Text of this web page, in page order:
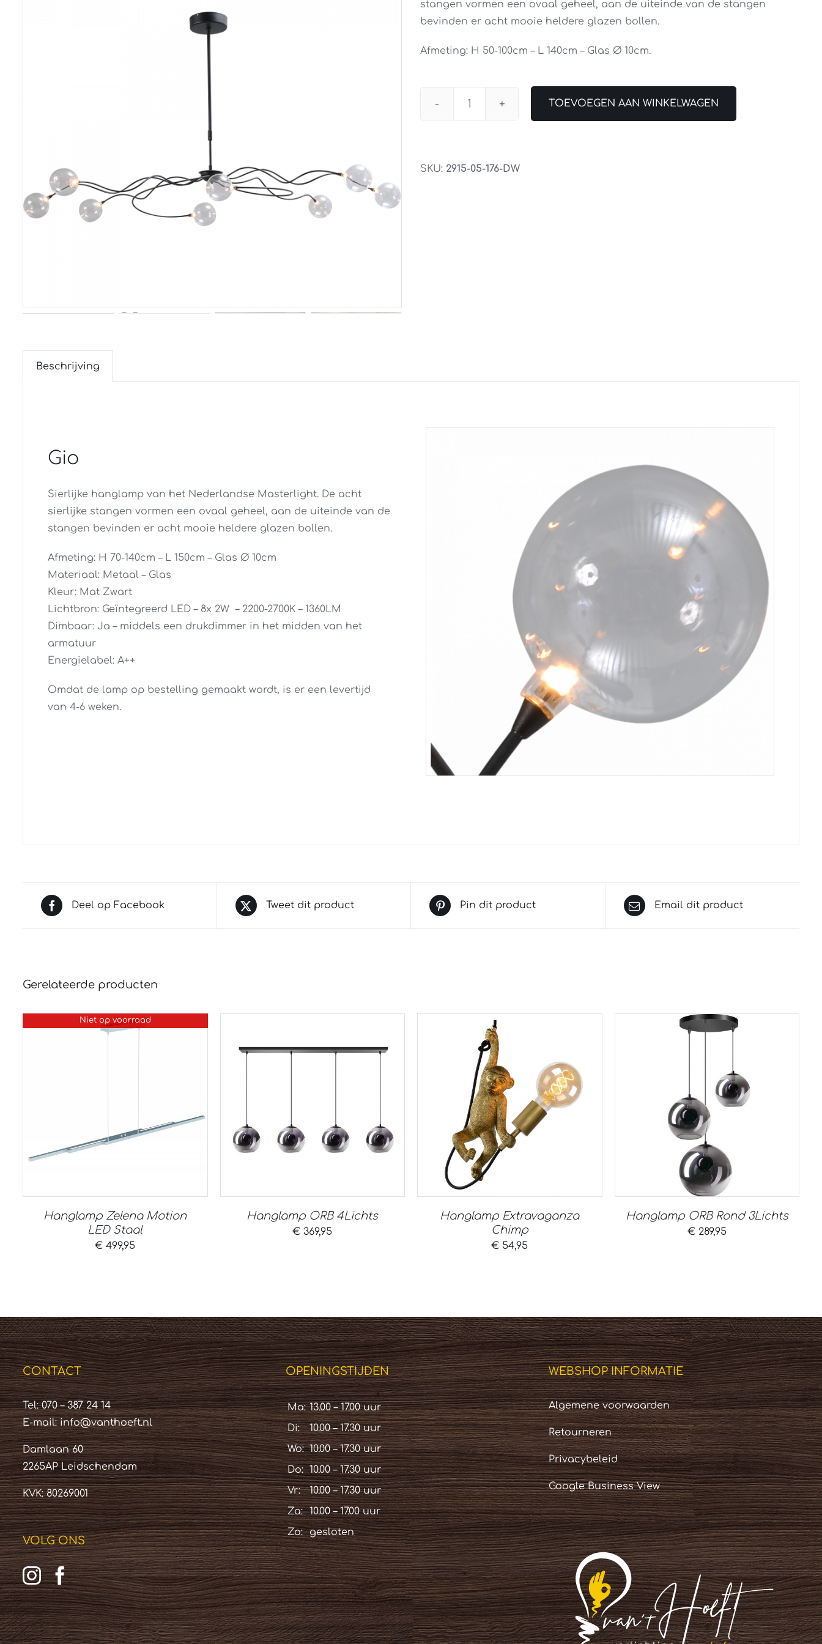
stangen vormen een ovaal geheel, aan de uiteinde van de stangen
bevinden er acht mooie heldere glazen bollen.
Afmeting: H 50-100cm – L 140cm – Glas Ø 10cm.
Hanglamp
aantal
TOEVOEGEN AAN WINKELWAGEN
SKU: 2915-05-176-DW
Beschrijving
Gio
Sierlijke hanglamp van het Nederlandse Masterlight. De acht
sierlijke stangen vormen een ovaal geheel, aan de uiteinde van de
stangen bevinden er acht mooie heldere glazen bollen.
Afmeting: H 70-140cm – L 150cm – Glas Ø 10cm
Materiaal: Metaal – Glas
Kleur: Mat Zwart
Lichtbron: Geïntegreerd LED – 8x 2W – 2200-2700K – 1360LM
Dimbaar: Ja – middels een drukdimmer in het midden van het
armatuur
Energielabel: A++
Omdat de lamp op bestelling gemaakt wordt, is er een levertijd
van 4-6 weken.
Deel op Facebook Tweet dit product Pin dit product Email dit product
Gerelateerde producten
Niet op voorraad
Hanglamp Zelena Motion
LED Staal
€ 499,95
Hanglamp ORB 4Lichts
€ 369,95
Hanglamp Extravaganza
Chimp
€ 54,95
Hanglamp ORB Rond 3Lichts
€289,95
CONTACT
Tel: 070 – 387 24 14
E-mail:info@vanthoeft.nl
Damlaan 60
2265AP Leidschendam
KVK: 80269001
VOLG ONS
OPENINGSTIJDEN
Ma: 13.00 – 17.00 uur
Di:
10.00 – 17.30 uur
Wo: 10.00 – 17.30 uur
Do: 10.00 – 17.30 uur
Vr:
10.00 – 17.30 uur
Za:
10.00 – 17.00 uur
Zo:
gesloten
WEBSHOP INFORMATIE
Algemene voorwaarden
Retourneren
Privacybeleid
Google Business View